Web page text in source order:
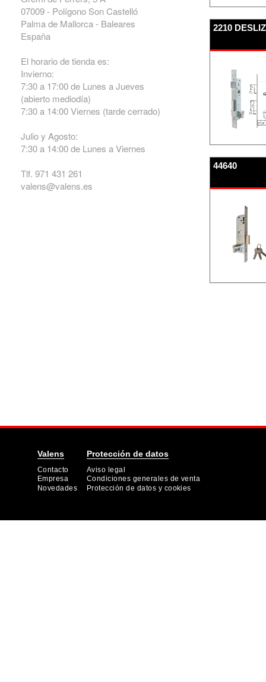
07009 - Polígono Son Castelló
Palma de Mallorca - Baleares
España
El horario de tienda es:
Invierno:
7:30 a 17:00 de Lunes a Jueves
(abierto mediodía)
7:30 a 14:00 Viernes (tarde cerrado)
Julio y Agosto:
7:30 a 14:00 de Lunes a Viernes
Tlf. 971 431 261
valens@valens.es
2210
44640
Valens
Contacto
Empresa
Novedades
Protección de datos
Aviso legal
Condiciones generales de venta
Protección de datos y cookies